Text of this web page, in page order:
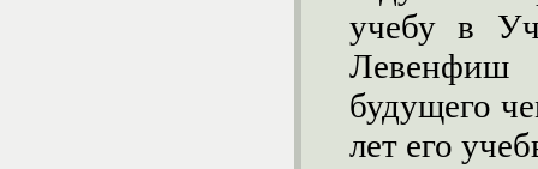
учебу в
Левенфиш
будущего
лет его